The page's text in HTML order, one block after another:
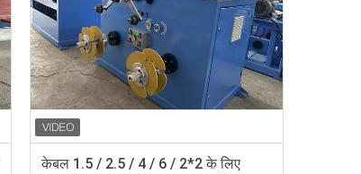
केबल 1.5 / 2.5 / 4 / 6 / 2*2 के लिए